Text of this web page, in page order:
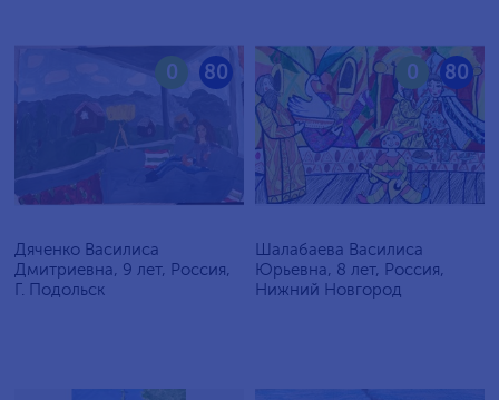
80
0
Дяченко Василиса
Дмитриевна, 9 лет, Россия,
Г. Подольск
80
0
Шалабаева Василиса
Юрьевна, 8 лет, Россия,
Нижний Новгород